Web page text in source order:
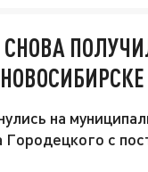
на
с